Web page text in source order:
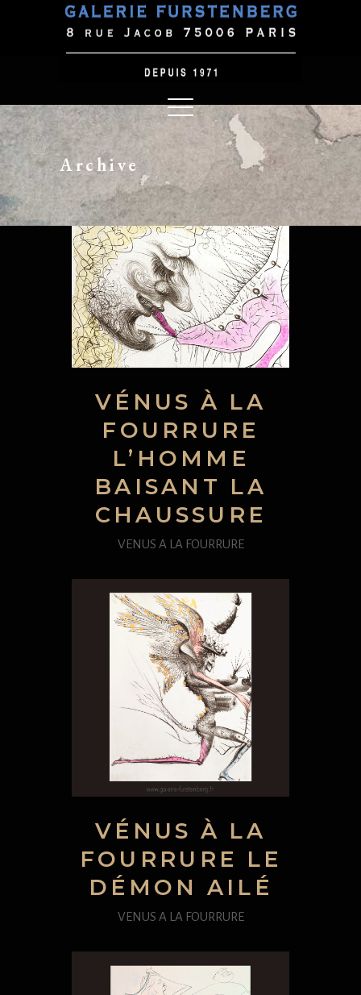
Archive
VÉNUS À LA
FOURRURE
L’HOMME
BAISANT LA
CHAUSSURE
VENUS A LA FOURRURE
VÉNUS À LA
FOURRURE LE
DÉMON AILÉ
VENUS A LA FOURRURE